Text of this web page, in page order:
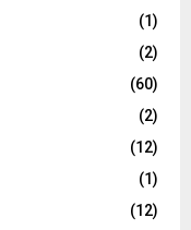
(1)
(2)
(60)
(2)
(12)
(1)
(12)